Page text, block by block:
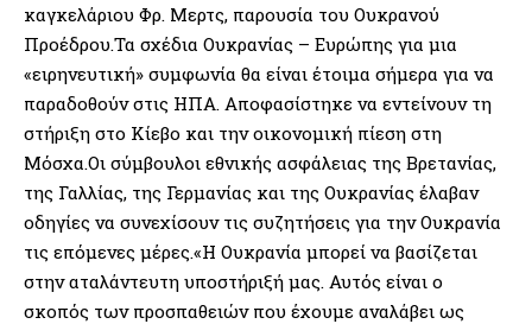
καγκελάριου Φρ. Μερτς, παρουσία του Ουκρανού
Προέδρου.Τα σχέδια Ουκρανίας – Ευρώπης για μια
«ειρηνευτική» συμφωνία θα είναι έτοιμα σήμερα για να
παραδοθούν στις ΗΠΑ. Αποφασίστηκε να εντείνουν τη
στήριξη στο Κίεβο και την οικονομική πίεση στη
Μόσχα.Οι σύμβουλοι εθνικής ασφάλειας της Βρετανίας,
της Γαλλίας, της Γερμανίας και της Ουκρανίας έλαβαν
οδηγίες να συνεχίσουν τις συζητήσεις για την Ουκρανία
τις επόμενες μέρες.«Η Ουκρανία μπορεί να βασίζεται
στην αταλάντευτη υποστήριξή μας. Αυτός είναι ο
σκοπός των προσπαθειών που έχουμε αναλάβει ως